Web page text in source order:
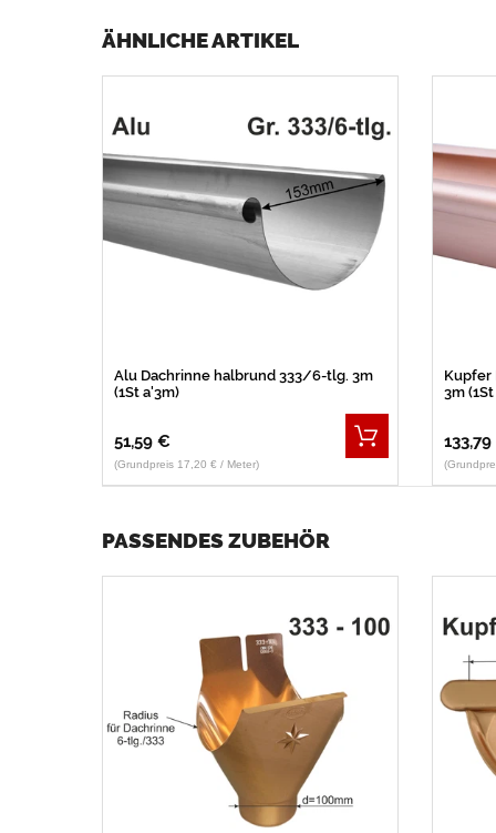
ÄHNLICHE ARTIKEL
Alu Dachrinne halbrund 333/6-tlg. 3m
(1St a'3m)
51,59 €
(Grundpreis 17,20 € / Meter)
Kupfer
3m
PASSENDES ZUBEHÖR